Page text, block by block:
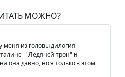
МОЖНО?
меня из головы дилогия
- "Ледяной трон" и
она давно, но я только в этом